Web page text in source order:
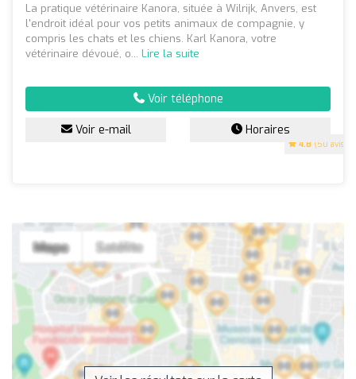
4.8 (50 avis)
La pratique vétérinaire Kanora, située à Wilrijk, Anvers, est
l'endroit idéal pour vos petits animaux de compagnie, y
compris les chats et les chiens. Karl Kanora, votre
vétérinaire dévoué, o... Lire la suite
Voir téléphone
Voir e-mail Horaires